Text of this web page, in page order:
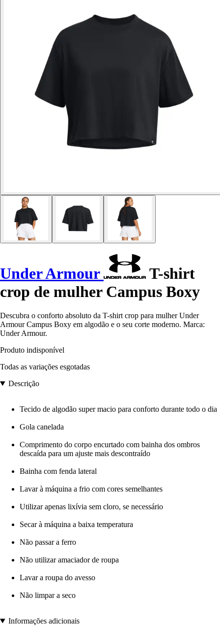
Under Armour
T-shirt
crop de mulher Campus Boxy
Descubra o conforto absoluto da T-shirt crop para mulher Under
Armour Campus Boxy em algodão e o seu corte moderno. Marca:
Under Armour.
Produto indisponível
Todas as variações esgotadas
Descrição
Tecido de algodão super macio para conforto durante todo o dia
Gola canelada
Comprimento do corpo encurtado com bainha dos ombros
descaída para um ajuste mais descontraído
Bainha com fenda lateral
Lavar à máquina a frio com cores semelhantes
Utilizar apenas lixívia sem cloro, se necessário
Secar à máquina a baixa temperatura
Não passar a ferro
Não utilizar amaciador de roupa
Lavar a roupa do avesso
Não limpar a seco
Informações adicionais